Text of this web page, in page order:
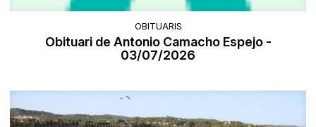
OBITUARIS
Obituari de Antonio Camacho Espejo -
03/07/2026